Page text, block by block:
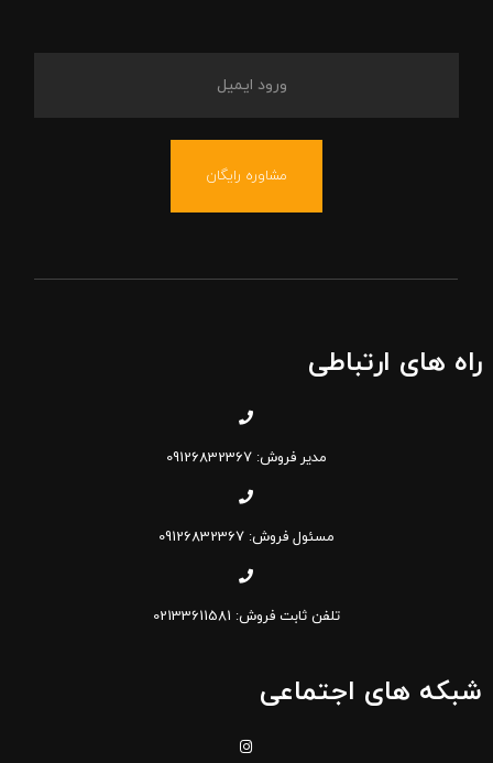
مشاوره رایگان
راه های ارتباطی
مدیر فروش: 09126832367
مسئول فروش: 09126832367
تلفن ثابت فروش: 02133611581
شبکه های اجتماعی